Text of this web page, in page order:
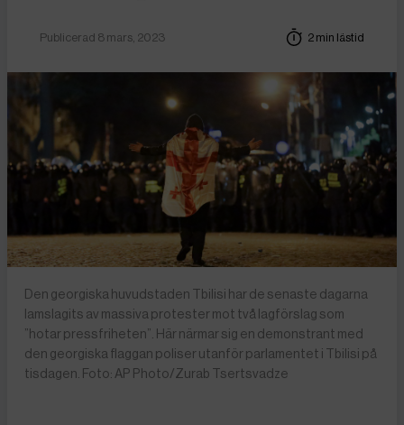
Publicerad 8 mars, 2023 2 min lästid
Den georgiska huvudstaden Tbilisi har de senaste dagarna
lamslagits av massiva protester mot två lagförslag som
”hotar pressfriheten”. Här närmar sig en demonstrant med
den georgiska flaggan poliser utanför parlamentet i Tbilisi på
tisdagen. Foto: AP Photo/Zurab Tsertsvadze